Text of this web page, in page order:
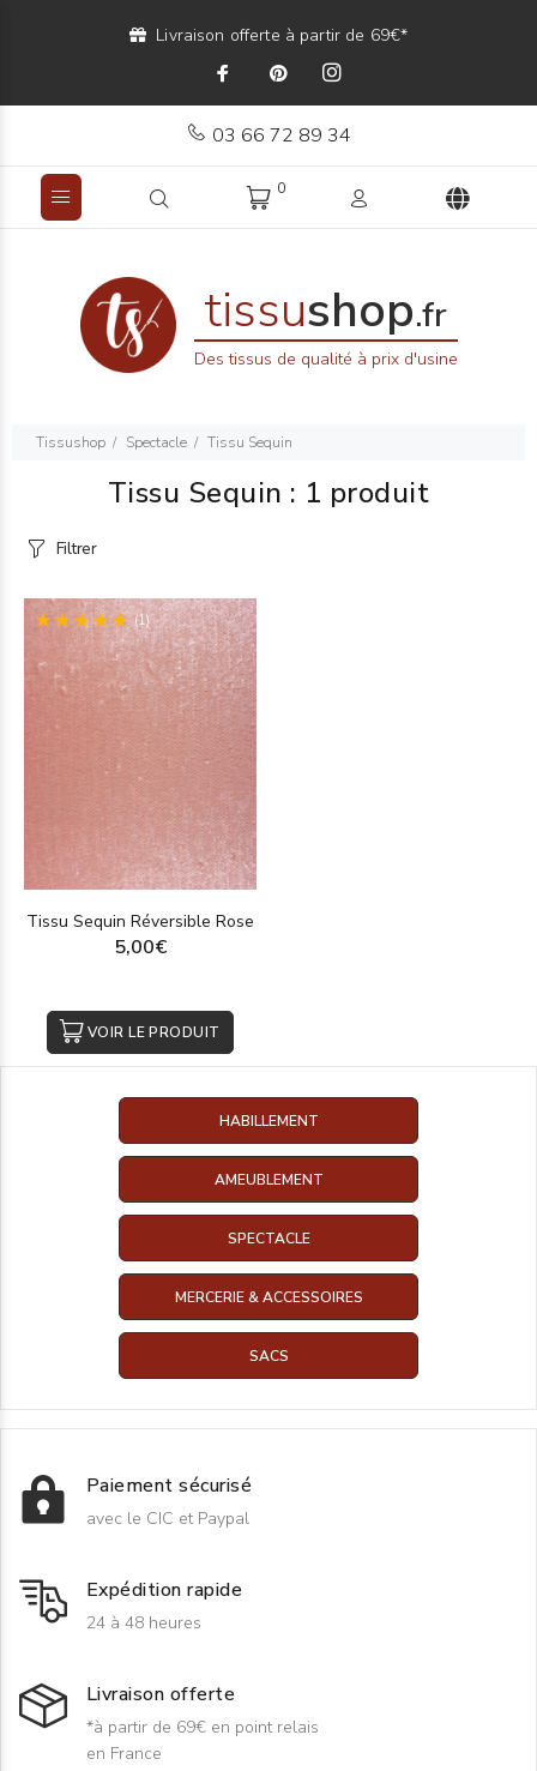
Livraison offerte à partir de 69€*
03 66 72 89 34
0
tissushop.fr
Des tissus de qualité à prix d'usine
Tissushop Spectacle Tissu Sequin
Tissu Sequin : 1 produit
Filtrer
(1)
Tissu Sequin Réversible Rose
5,00€
VOIR LE PRODUIT
HABILLEMENT
AMEUBLEMENT
SPECTACLE
MERCERIE & ACCESSOIRES
SACS
Paiement sécurisé
avec le CIC et Paypal
Expédition rapide
24 à 48 heures
Livraison offerte
*à partir de 69€ en point relais
en France